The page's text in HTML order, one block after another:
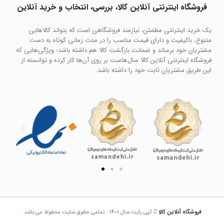
فروشگاه اینترنتی آنلاین کالا، بررسی، انتخاب و خرید آنلاین
یک خرید اینترنتی مطمئن، نیازمند فروشگاهی است که بتواند کالاهایی
متنوع، باکیفیت و دارای قیمت مناسب را در مدت زمانی کوتاه به دست
مشتریان خود برساند و ضمانت بازگشت کالا هم داشته باشد؛ ویژگی‌هایی که
فروشگاه اینترنتی آنلاین کالا سال‌هاست بر روی آن‌ها کار کرده و توانسته از
این طریق مشتریان ثابت خود را داشته باشد.
فروشگاه آنلاین کالا کپی رایت سال 1401 . تمامی حقوق سایت محفوظ می باشد.